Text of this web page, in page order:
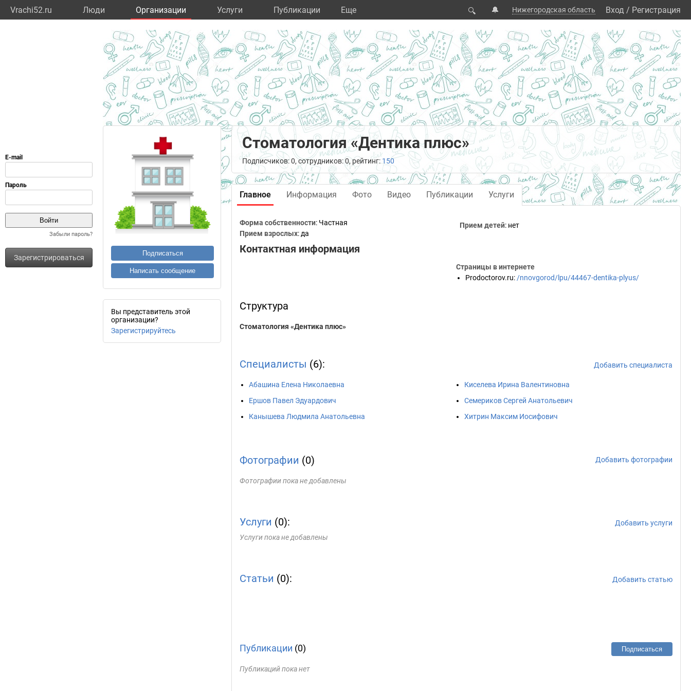
Vrachi52.ru Люди Организации Услуги Публикации Eще 🔍 🔔 Нижегородская область Вход / Регистрация
Забыли пароль?
Зарегистрироваться
Подписаться
Написать сообщение
Вы представитель этой
организации?
Зарегистрируйтесь
Стоматология «Дентика плюс»
Подписчиков: 0, сотрудников: 0, рейтинг: 150
Главное Информация Фото Видео Публикации Услуги
Форма собственности: Частная
Прием взрослых: да
Прием детей: нет
Контактная информация
Страницы в интернете
Prodoctorov.ru: /nnovgorod/lpu/44467-dentika-plyus/
Структура
Стоматология «Дентика плюс»
Специалисты (6): Добавить специалиста
Абашина Елена Николаевна
Ершов Павел Эдуардович
Канышева Людмила Анатольевна
Киселева Ирина Валентиновна
Семериков Сергей Анатольевич
Хитрин Максим Иосифович
Фотографии (0) Добавить фотографии
Фотографии пока не добавлены
Услуги (0):
Добавить услуги
Услуги пока не добавлены
Статьи (0): Добавить статью
Публикации (0) Подписаться
Публикаций пока нет